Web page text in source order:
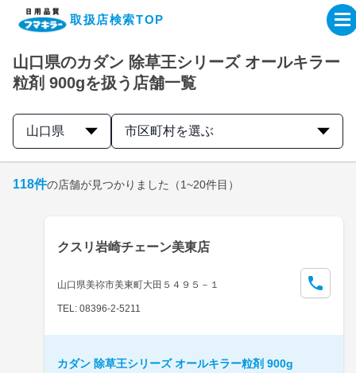
取扱店検索TOP
企業・IR情報サイト
製品情報サイト
取扱店検索はこちら
山口県のカダン 除草王シリーズ オールキラー
粒剤 900gを扱う店舗一覧
山口県 市区町村を選ぶ
118件の店舗が見つかりました （1~20件目）
クスリ岩崎チェーン美東店
山口県美祢市美東町大田５４９５－１
TEL: 08396-2-5211
カダン 除草王シリーズ オールキラー粒剤 900g